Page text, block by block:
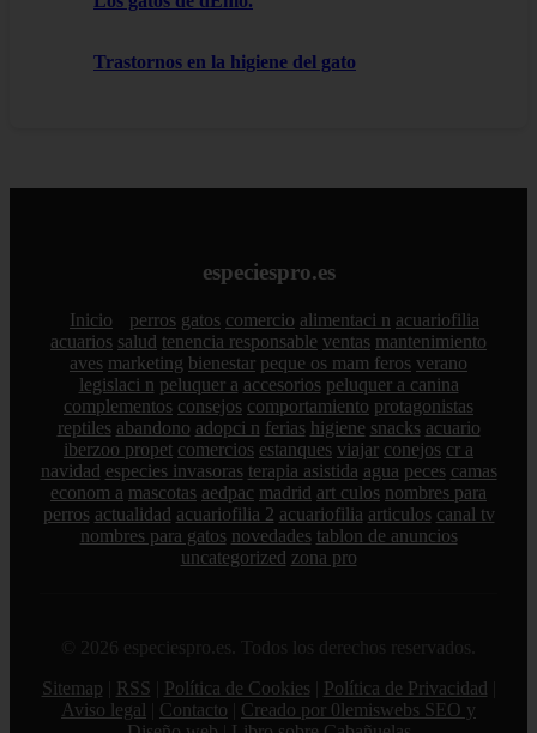
Trastornos en la higiene del gato
especiespro.es
Inicio perros gatos comercio alimentaci n acuariofilia
acuarios salud tenencia responsable ventas mantenimiento
aves marketing bienestar peque os mam feros verano
legislaci n peluquer a accesorios peluquer a canina
complementos consejos comportamiento protagonistas
reptiles abandono adopci n ferias higiene snacks acuario
iberzoo propet comercios estanques viajar conejos cr a
navidad especies invasoras terapia asistida agua peces camas
econom a mascotas aedpac madrid art culos nombres para
perros actualidad acuariofilia 2 acuariofilia articulos canal tv
nombres para gatos novedades tablon de anuncios
uncategorized zona pro
© 2026 especiespro.es. Todos los derechos reservados.
Sitemap
RSS Política de Cookies Política de Privacidad
Aviso legal
Contacto
Creado por 0lemiswebs SEO y